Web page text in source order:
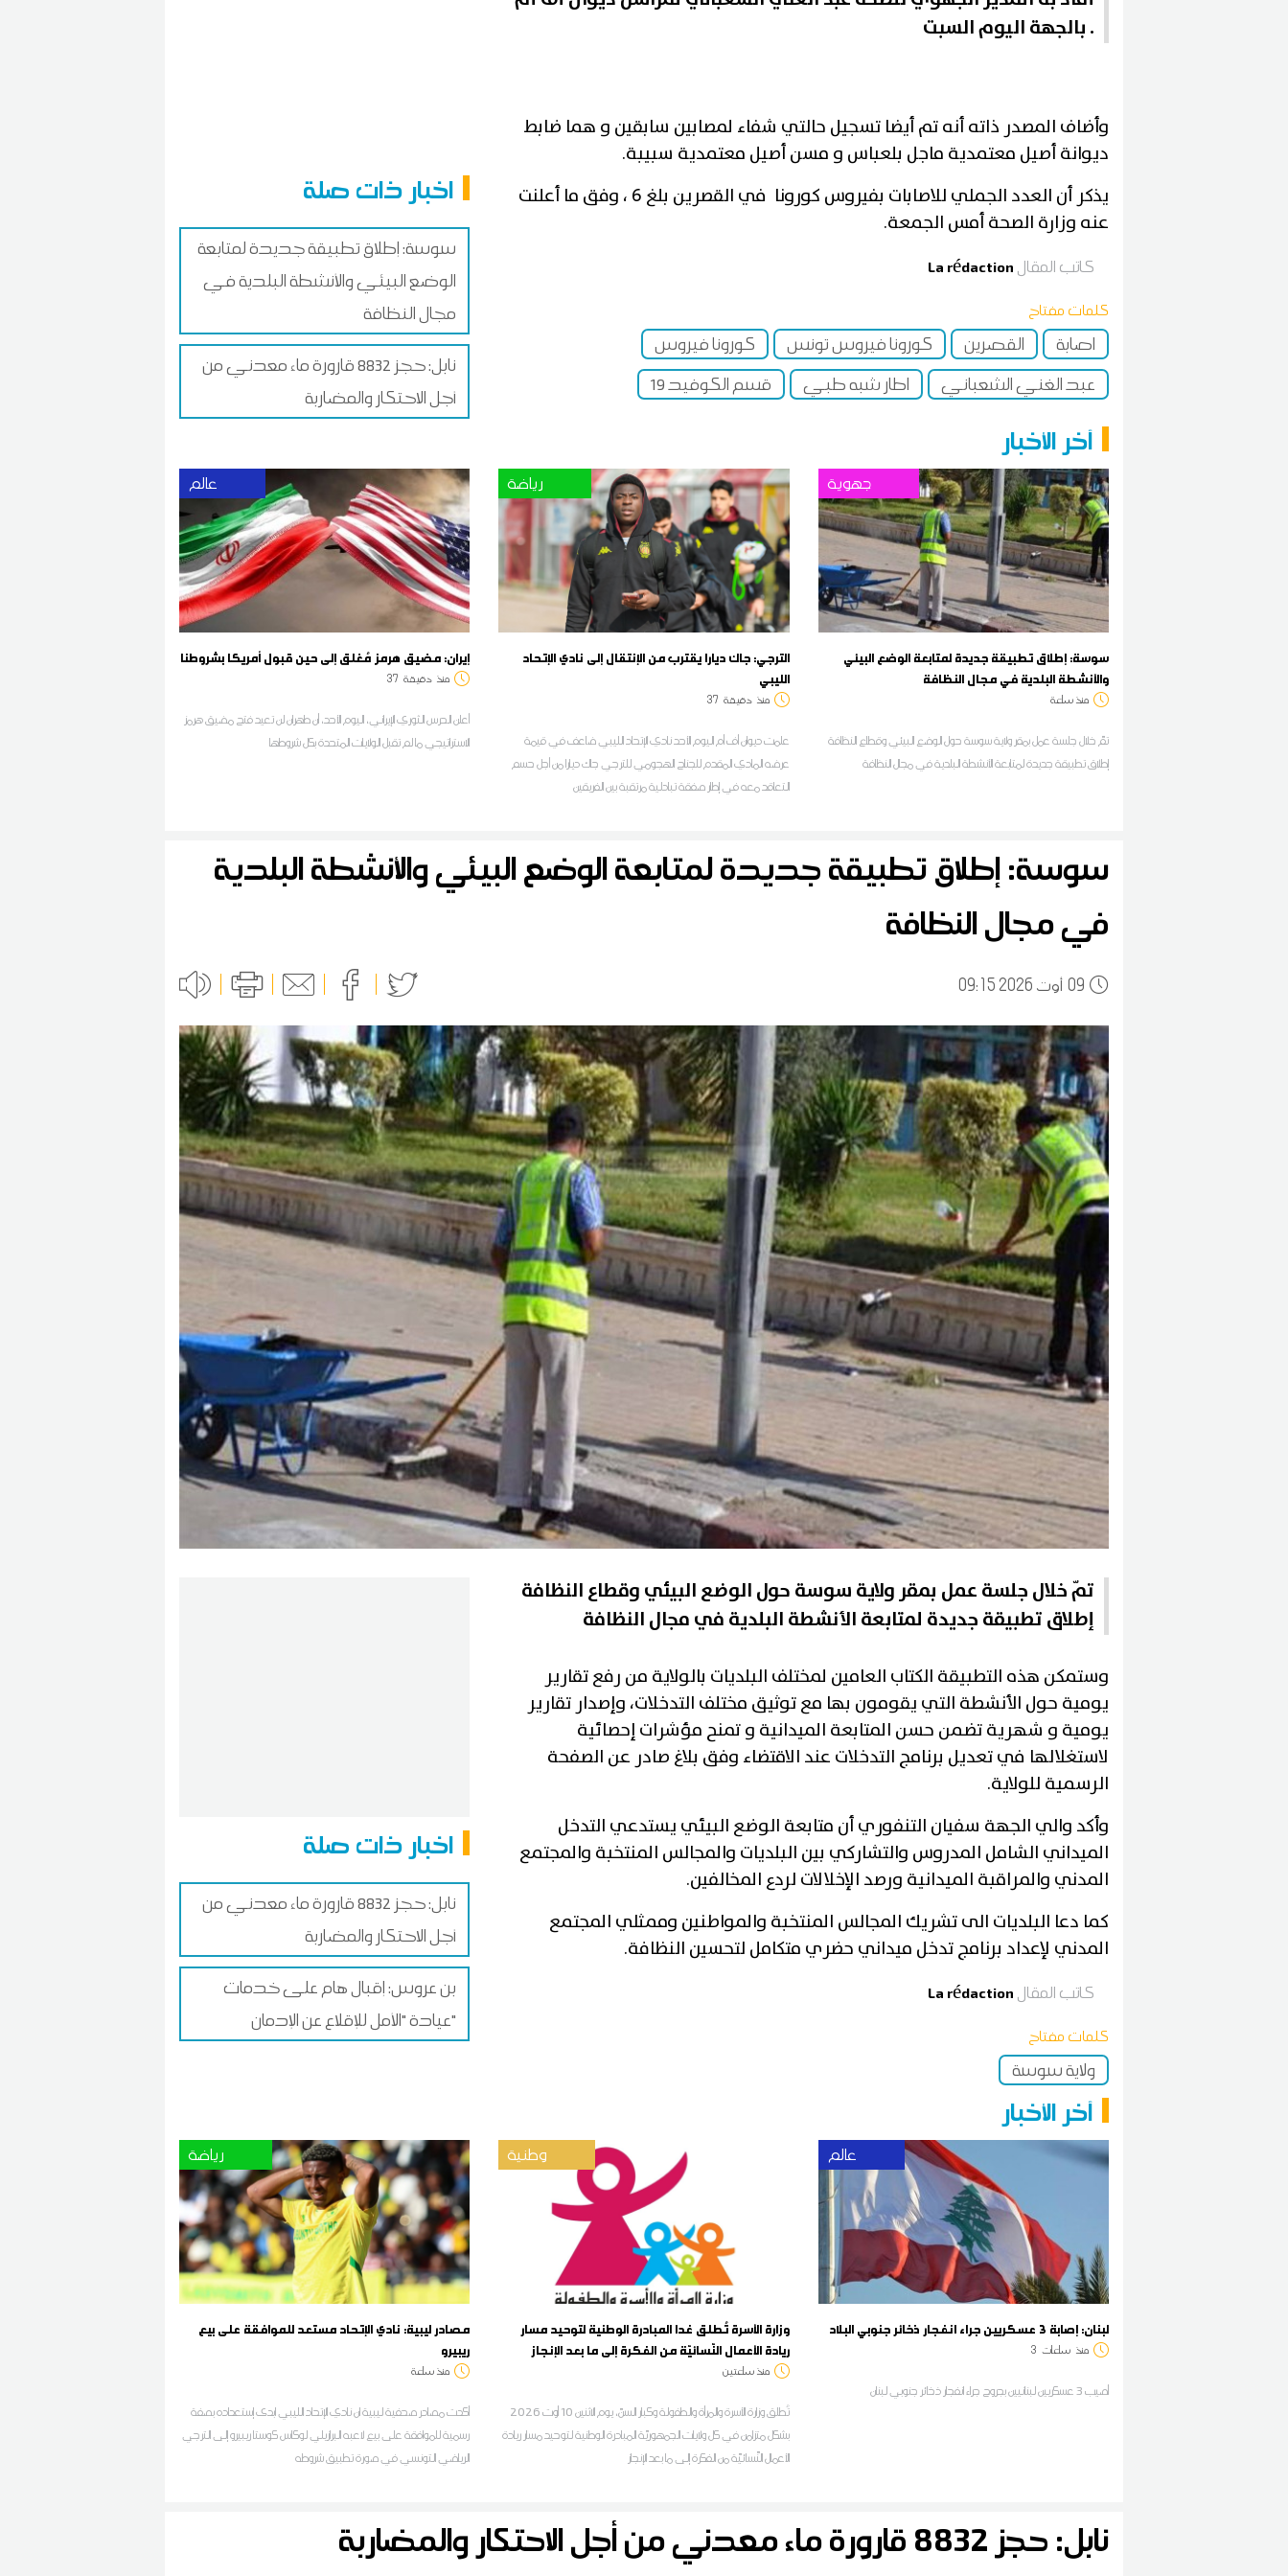
اخبار ذات صلة
سوسة: إطلاق تطبيقة جديدة لمتابعة
الوضع البيئي والأنشطة البلدية في
مجال النظافة
نابل: حجز 8832 قارورة ماء معدني من
أجل الاحتكار والمضاربة
بالجهة اليوم السبت .
وأضاف المصدر ذاته أنه تم أيضا تسجيل حالتي شفاء لمصابين سابقين و هما ضابط
ديوانة أصيل معتمدية ماجل بلعباس و مسن أصيل معتمدية سبيبة.
يذكر أن العدد الجملي للاصابات بفيروس كورونا في القصرين بلغ 6 ، وفق ما أعلنت
عنه وزارة الصحة أمس الجمعة.
كاتب المقال La rédaction
كلمات مفتاح
اصابة القصرين كورونا فيروس تونس
كورونا فيروس
عبد الغني الشعباني
اطار شبه طبي قسم الكوفيد 19
آخر الأخبار
عالم
إيران: مضيق هرمز مُغلق إلى حين قبول أمريكا بشروطنا
منذ دقيقة 37
أعلن الحرس الثوري الإيراني، اليوم الأحد، أن طهران لن تعيد فتح مضيق هرمز
الاستراتيجي ما لم تقبل الولايات المتحدة بكل شروطها
رياضة
الترجي: جاك ديارا يقترب من الإنتقال إلى نادي الإتحاد
الليبي
منذ دقيقة 37
علمت ديوان أف أم اليوم الأحد نادي الإتحاد الليبي ضاعف في قيمة
عرضه المادي المقدم للجناح الهجومي للترجي جاك ديارا من أجل حسم
التعاقد معه في إطار صفقة تبادلية مرتقبة بين الفريقين
جهوية
سوسة: إطلاق تطبيقة جديدة لمتابعة الوضع البيئي
والأنشطة البلدية في مجال النظافة
منذ ساعة
تمّ خلال جلسة عمل بمقر ولاية سوسة حول الوضع البيئي وقطاع النظافة
إطلاق تطبيقة جديدة لمتابعة الأنشطة البلدية في مجال النظافة
سوسة: إطلاق تطبيقة جديدة لمتابعة الوضع البيئي والأنشطة البلدية
في مجال النظافة
0909:15 2026 أوت
اخبار ذات صلة
نابل: حجز 8832 قارورة ماء معدني من
أجل الاحتكار والمضاربة
بن عروس: إقبال هام على خدمات
عيادة "الأمل للإقلاع عن الإدمان"
تمّ خلال جلسة عمل بمقر ولاية سوسة حول الوضع البيئي وقطاع النظافة
إطلاق تطبيقة جديدة لمتابعة الأنشطة البلدية في مجال النظافة
وستمكن هذه التطبيقة الكتاب العامين لمختلف البلديات بالولاية من رفع تقارير
يومية حول الأنشطة التي يقومون بها مع توثيق مختلف التدخلات، وإصدار تقارير
يومية و شهرية تضمن حسن المتابعة الميدانية و تمنح مؤشرات إحصائية
لاستغلالها في تعديل برنامج التدخلات عند الاقتضاء وفق بلاغ صادر عن الصفحة
الرسمية للولاية.
وأكد والي الجهة سفيان التنفوري أن متابعة الوضع البيئي يستدعي التدخل
الميداني الشامل المدروس والتشاركي بين البلديات والمجالس المنتخبة والمجتمع
المدني والمراقبة الميدانية ورصد الإخلالات لردع المخالفين.
كما دعا البلديات الى تشريك المجالس المنتخبة والمواطنين وممثلي المجتمع
المدني لإعداد برنامج تدخل ميداني حضري متكامل لتحسين النظافة.
كاتب المقال La rédaction
كلمات مفتاح
ولاية سوسة
آخر الأخبار
رياضة
مصادر ليبية: نادي الإتحاد مستعد للموافقة على بيع
ريبيرو
منذ ساعة
أكدت مصادر صحفية ليبية ان نادي الإتحاد الليبي ابدى إستعداده بصفة
رسمية للموافقة على بيع لاعبه البرازيلي لوكاس كوستا ريبيرو إلى الترجي
الرياضي التونسي في صورة تطبيق شروطه
وطنية
وزارة الأسرة تُطلق غدا المبادرة الوطنية لتوحيد مسار
ريادة الأعمال النّسائيّة من الفكرة إلى ما بعد الإنجاز
منذ ساعتين
تُطلق وزارة الأسرة والمرأة والطفولة وكبار السنّ، يوم الاثنين 10 أوت 2026
بشكل متزامن في كل ولايات الجمهوريّة المبادرة الوطنية لتوحيد مسار ريادة
الأعمال النّسائيّة من الفكرة إلى ما بعد الإنجاز
عالم
لبنان: إصابة 3 عسكريين جراء انفجار ذخائر جنوبي البلاد
منذ ساعات 3
أصيب 3 عسكريين لبنانيين بجروح جراء انفجار ذخائر جنوبي لبنان
نابل: حجز 8832 قارورة ماء معدني من أجل الاحتكار والمضاربة